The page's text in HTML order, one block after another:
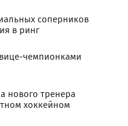
соперников
в ринг
чемпионками
нового тренера
хоккейном